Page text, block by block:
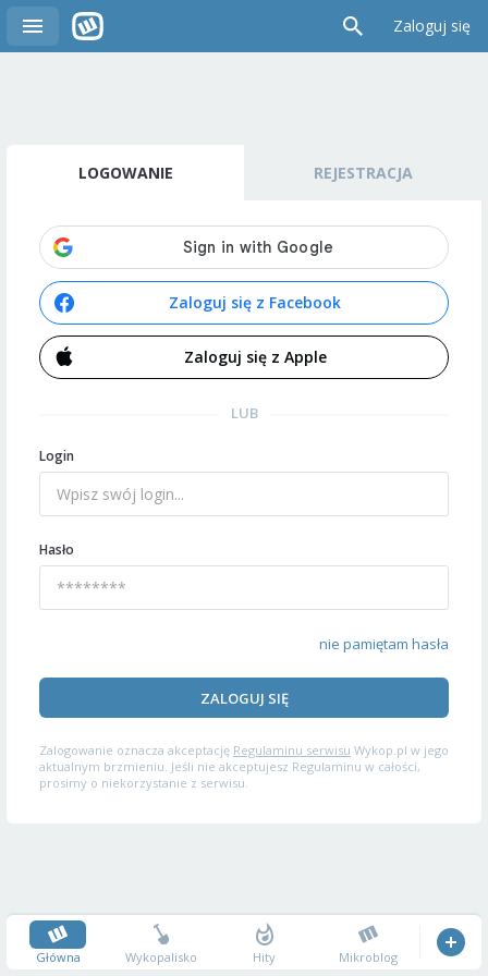
Zaloguj się
LOGOWANIE REJESTRACJA
Zaloguj się z Facebook
Zaloguj się z Apple
LUB
Login
Hasło
nie pamiętam hasła
ZALOGUJ SIĘ
Zalogowanie oznacza akceptację Regulaminu serwisu Wykop.pl w jego
aktualnym brzmieniu. Jeśli nie akceptujesz Regulaminu w całości,
prosimy o niekorzystanie z serwisu.
Główna Wykopalisko Hity Mikroblog